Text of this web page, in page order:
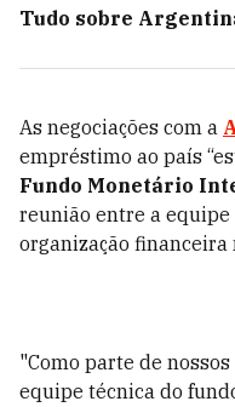
Tudo sobre
As negociações com a
empréstimo ao país
Fundo Monetário
reunião entre a
organização
"Como parte de
equipe técnica do